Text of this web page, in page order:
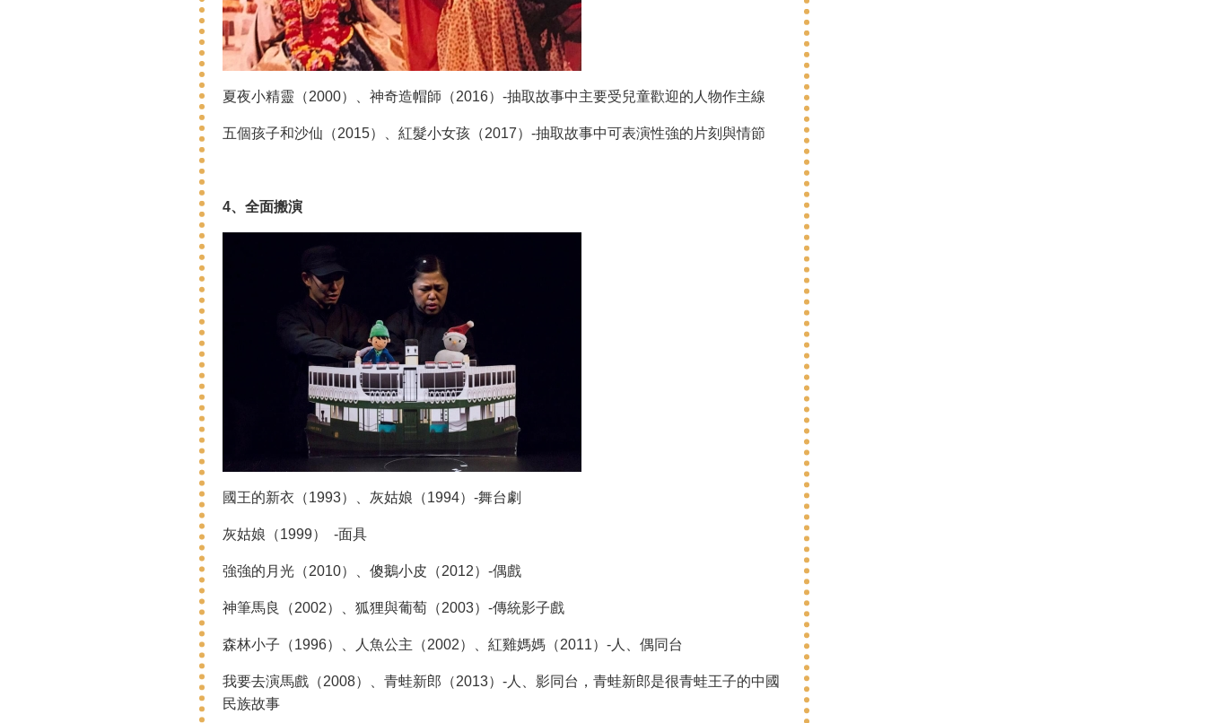
夏夜小精靈（2000）、神奇造帽師（2016）-抽取故事中主要受兒童歡迎的人物作主線
五個孩子和沙仙（2015）、紅髮小女孩（2017）-抽取故事中可表演性強的片刻與情節
4、全面搬演
國王的新衣（1993）、灰姑娘（1994）-舞台劇
灰姑娘（1999） -面具
強強的月光（2010）、傻鵝小皮（2012）-偶戲
神筆馬良（2002）、狐狸與葡萄（2003）-傳統影子戲
森林小子（1996）、人魚公主（2002）、紅雞媽媽（2011）-人、偶同台
我要去演馬戲（2008）、青蛙新郎（2013）-人、影同台，青蛙新郎是很青蛙王子的中國
民族故事